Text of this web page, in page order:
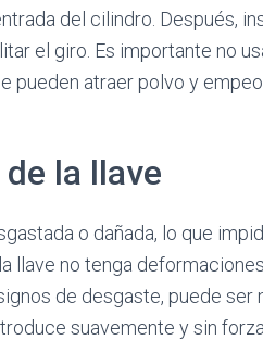
del cilindro. Después,
el giro. Es importante no
pueden atraer polvo y
la llave
o dañada, lo que
llave no tenga
de desgaste, puede ser
suavemente y sin